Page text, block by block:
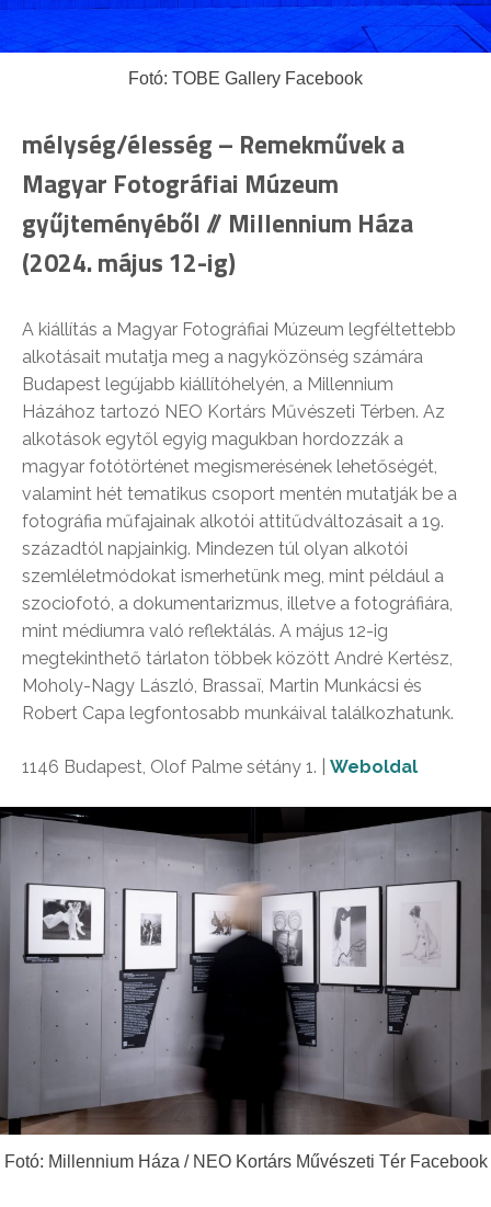
Fotó: TOBE Gallery Facebook
mélység/élesség – Remekművek a
Magyar Fotográfiai Múzeum
gyűjteményéből // Millennium Háza
(2024. május 12-ig)
A kiállítás a Magyar Fotográfiai Múzeum legféltettebb
alkotásait mutatja meg a nagyközönség számára
Budapest legújabb kiállítóhelyén, a Millennium
Házához tartozó NEO Kortárs Művészeti Térben. Az
alkotások egytől egyig magukban hordozzák a
magyar fotótörténet megismerésének lehetőségét,
valamint hét tematikus csoport mentén mutatják be a
fotográfia műfajainak alkotói attitűdváltozásait a 19.
századtól napjainkig. Mindezen túl olyan alkotói
szemléletmódokat ismerhetünk meg, mint például a
szociofotó, a dokumentarizmus, illetve a fotográfiára,
mint médiumra való reflektálás. A május 12-ig
megtekinthető tárlaton többek között André Kertész,
Moholy-Nagy László, Brassaï, Martin Munkácsi és
Robert Capa legfontosabb munkáival találkozhatunk.
1146 Budapest, Olof Palme sétány 1. | Weboldal
Fotó: Millennium Háza / NEO Kortárs Művészeti Tér Facebook